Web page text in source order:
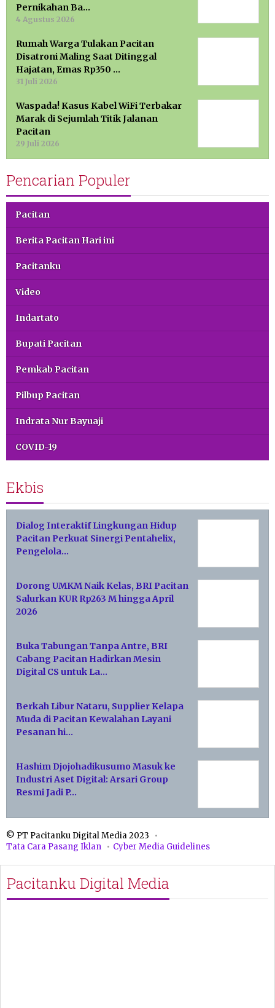
Pernikahan Ba…
4 Agustus 2026
Rumah Warga Tulakan Pacitan
Disatroni Maling Saat Ditinggal
Hajatan, Emas Rp350 …
31 Juli 2026
Waspada! Kasus Kabel WiFi Terbakar
Marak di Sejumlah Titik Jalanan
Pacitan
29 Juli 2026
Pencarian Populer
Pacitan
Berita Pacitan Hari ini
Pacitanku
Video
Indartato
Bupati Pacitan
Pemkab Pacitan
Pilbup Pacitan
Indrata Nur Bayuaji
COVID-19
Ekbis
Dialog Interaktif Lingkungan Hidup
Pacitan Perkuat Sinergi Pentahelix,
Pengelola…
Dorong UMKM Naik Kelas, BRI Pacitan
Salurkan KUR Rp263 M hingga April
2026
Buka Tabungan Tanpa Antre, BRI
Cabang Pacitan Hadirkan Mesin
Digital CS untuk La…
Berkah Libur Nataru, Supplier Kelapa
Muda di Pacitan Kewalahan Layani
Pesanan hi…
Hashim Djojohadikusumo Masuk ke
Industri Aset Digital: Arsari Group
Resmi Jadi P…
© PT Pacitanku Digital Media 2023
Tata Cara Pasang Iklan
Cyber Media Guidelines
Pacitanku Digital Media